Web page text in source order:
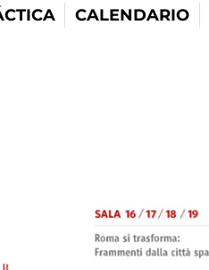
CALENDARIO